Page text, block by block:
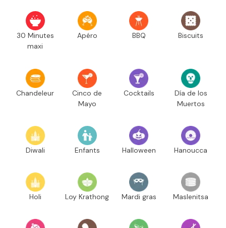
30 Minutes
maxi
Apéro BBQ Biscuits
Chandeleur
Cinco de
Mayo
Cocktails
Día de los
Muertos
Diwali Enfants Halloween Hanoucca
Holi Loy Krathong Mardi gras Maslenitsa